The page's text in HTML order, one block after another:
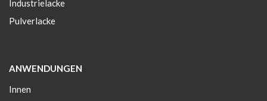
Industrielacke
Pulverlacke
ANWENDUNGEN
Innen